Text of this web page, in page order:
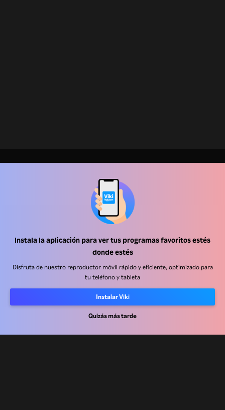
Instala la aplicación para ver tus programas favoritos estés
donde estés
Disfruta de nuestro reproductor móvil rápido y eficiente, optimizado para
tu teléfono y tableta
Instalar Viki
Quizás más tarde
Centro de ayuda
Socios de distribución